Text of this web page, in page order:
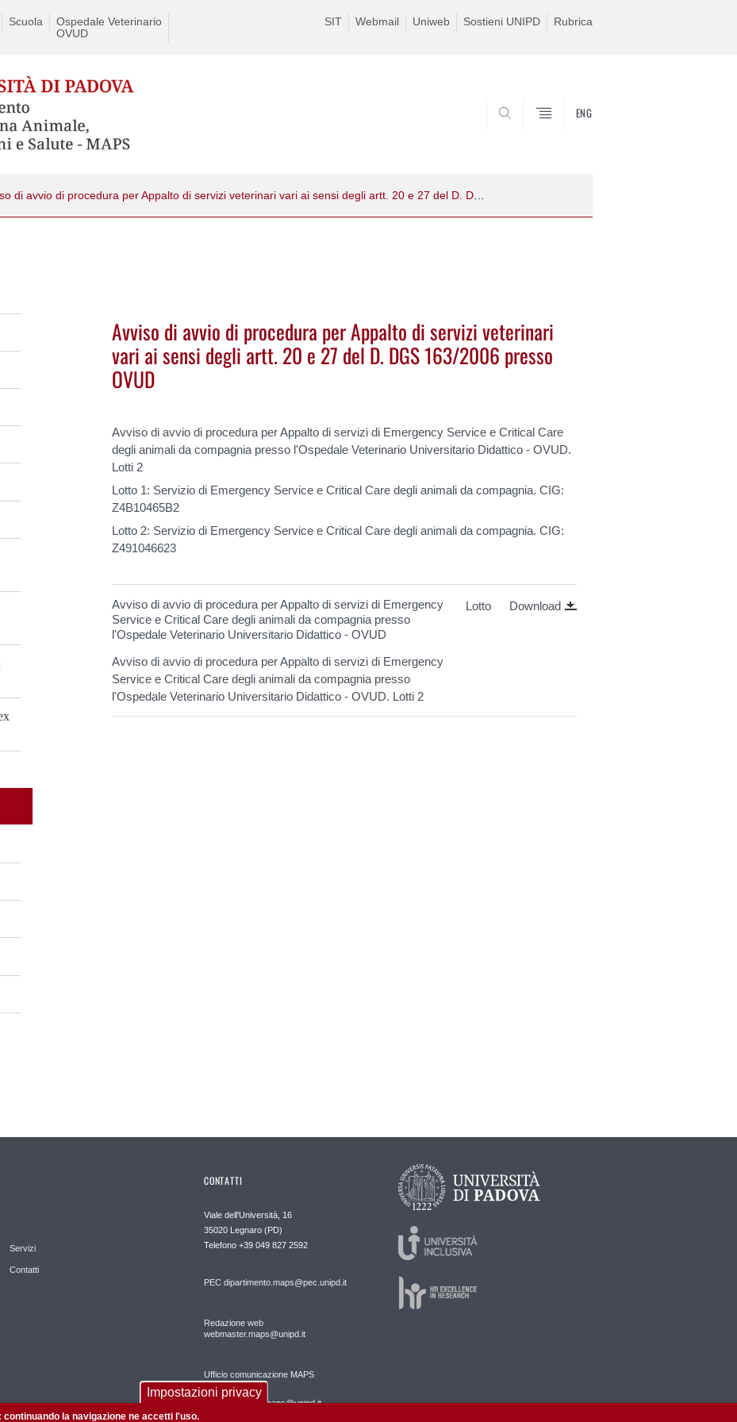
Scuola
Ospedale Veterinario
OVUD
SIT Webmail Uniweb Sostieni UNIPD Rubrica
ENG
Avviso di avvio di procedura per Appalto di servizi veterinari vari ai sensi degli artt. 20 e 27 del D. DGS 163/2006 presso OVUD
Avviso di avvio di procedura per Appalto di servizi veterinari
vari ai sensi degli artt. 20 e 27 del D. DGS 163/2006 presso
OVUD
Avviso di avvio di procedura per Appalto di servizi di Emergency Service e Critical Care
degli animali da compagnia presso l'Ospedale Veterinario Universitario Didattico - OVUD.
Lotti 2
Lotto 1: Servizio di Emergency Service e Critical Care degli animali da compagnia. CIG:
Z4B10465B2
Lotto 2: Servizio di Emergency Service e Critical Care degli animali da compagnia. CIG:
Z491046623
Avviso di avvio di procedura per Appalto di servizi di Emergency
Service e Critical Care degli animali da compagnia presso
l'Ospedale Veterinario Universitario Didattico - OVUD
Avviso di avvio di procedura per Appalto di servizi di Emergency
Service e Critical Care degli animali da compagnia presso
l'Ospedale Veterinario Universitario Didattico - OVUD. Lotti 2
Lotto Download
Servizi
Contatti
CONTATTI
Viale dell'Università, 16
35020 Legnaro (PD)
Telefono +39 049 827 2592
PEC dipartimento.maps@pec.unipd.it
Redazione web
webmaster.maps@unipd.it
Ufficio comunicazione MAPS
comunicazione.maps@unipd.it
Impostazioni privacy
la navigazione ne accetti l'uso.